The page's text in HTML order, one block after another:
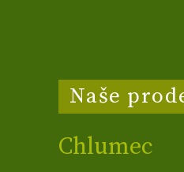
Naše
Chlumec